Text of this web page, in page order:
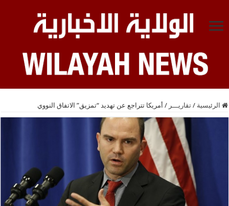
الرئيسية / تقاريـــر / أمريكا تتراجع عن تهديد “تمزيق” الاتفاق النووي